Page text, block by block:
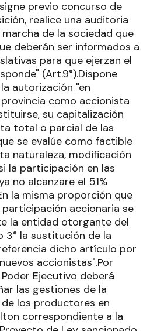
previo concurso de
realice una auditoria
de la sociedad que
deberán ser informados a
para que ejerzan el
(Art.9°).Dispone
autorización "en
como accionista
su capitalización
total o parcial de las
se evalúe como factible
naturaleza, modificación
la participación en las
no alcanzare el 51%
la misma proporción que
accionaria se
la entidad otorgante del
la sustitución de la
dicho artículo por
accionistas".Por
Ejecutivo deberá
las gestiones de la
los productores en
correspondiente a la